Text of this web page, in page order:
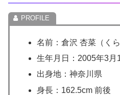
名前：倉沢 杏菜（く
生年月日：2005年3月
出身地：神奈川県
身長：162.5cm 前後